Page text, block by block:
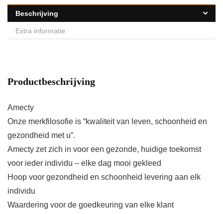
Beschrijving
Extra informatie
Productbeschrijving
Amecty
Onze merkfilosofie is “kwaliteit van leven, schoonheid en
gezondheid met u”.
Amecty zet zich in voor een gezonde, huidige toekomst
voor ieder individu – elke dag mooi gekleed
Hoop voor gezondheid en schoonheid levering aan elk
individu
Waardering voor de goedkeuring van elke klant